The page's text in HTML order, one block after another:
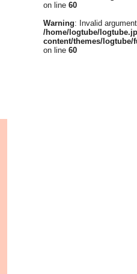
on line 60
Warning: Invalid
/home/logtube/
content/themes/
on line 60